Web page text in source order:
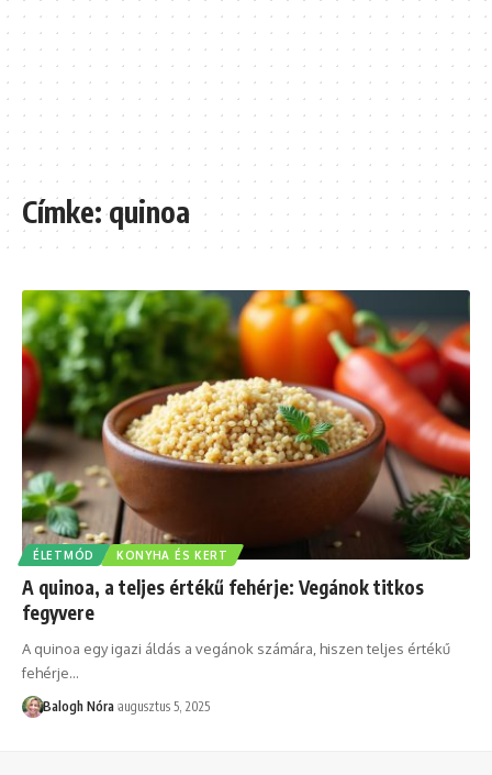
Címke:quinoa
ÉLETMÓD KONYHA ÉS KERT
A quinoa, a teljes értékű fehérje: Vegánok titkos
fegyvere
A quinoa egy igazi áldás a vegánok számára, hiszen teljes értékű
fehérje…
Balogh Nóra augusztus 5, 2025